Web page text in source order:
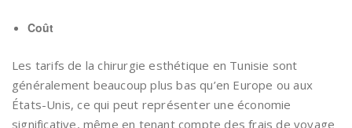
Coût
Les tarifs de la chirurgie esthétique en Tunisie sont
généralement beaucoup plus bas qu’en Europe ou aux
États-Unis, ce qui peut représenter une économie
significative, même en tenant compte des frais de voyage